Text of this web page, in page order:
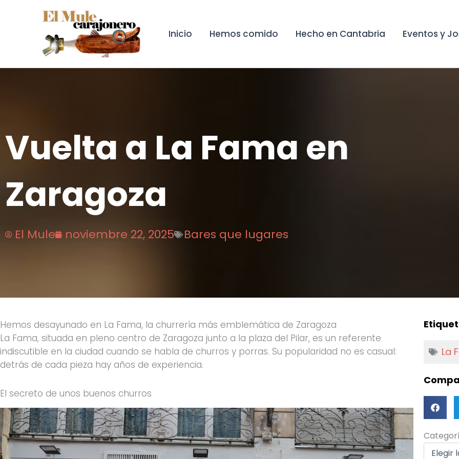
Inicio Hemos comido Hecho en Cantabria Eventos y
Vuelta a La Fama en
Zaragoza
El Mule noviembre 22, 2025 Bares que lugares
Hemos desayunado en La Fama, la churrería más emblemática de Zaragoza
La Fama, situada en pleno centro de Zaragoza junto a la plaza del Pilar, es un referente
indiscutible en la ciudad cuando se habla de churros y porras. Su popularidad no es casual:
detrás de cada pieza hay años de experiencia.
El secreto de unos buenos churros
La